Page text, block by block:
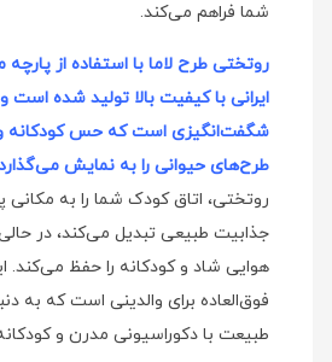
شما فراهم می‌کند.
روتختی طرح لاما با استفاده از
ایرانی با کیفیت بالا تولید شده
شگفت‌انگیزی است که حس کودکانه
طرح‌های حیوانی را به نمایش
روتختی، اتاق کودک شما را به مکانی
جذابیت طبیعی تبدیل می‌کند، در
هوایی شاد و کودکانه را حفظ می‌کند.
فوق‌العاده برای والدینی است که به
طبیعت با دکوراسیونی مدرن و